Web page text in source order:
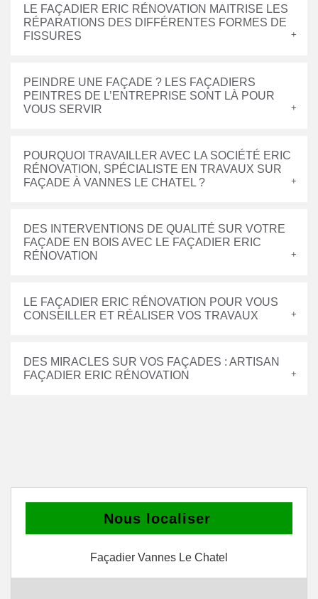
LE FAÇADIER ERIC RÉNOVATION MAITRISE LES
RÉPARATIONS DES DIFFÉRENTES FORMES DE
FISSURES
PEINDRE UNE FAÇADE ? LES FAÇADIERS
PEINTRES DE L’ENTREPRISE SONT LÀ POUR
VOUS SERVIR
POURQUOI TRAVAILLER AVEC LA SOCIÉTÉ ERIC
RÉNOVATION, SPÉCIALISTE EN TRAVAUX SUR
FAÇADE À VANNES LE CHATEL ?
DES INTERVENTIONS DE QUALITÉ SUR VOTRE
FAÇADE EN BOIS AVEC LE FAÇADIER ERIC
RÉNOVATION
LE FAÇADIER ERIC RÉNOVATION POUR VOUS
CONSEILLER ET RÉALISER VOS TRAVAUX
DES MIRACLES SUR VOS FAÇADES : ARTISAN
FAÇADIER ERIC RÉNOVATION
Nous localiser
Façadier Vannes Le Chatel